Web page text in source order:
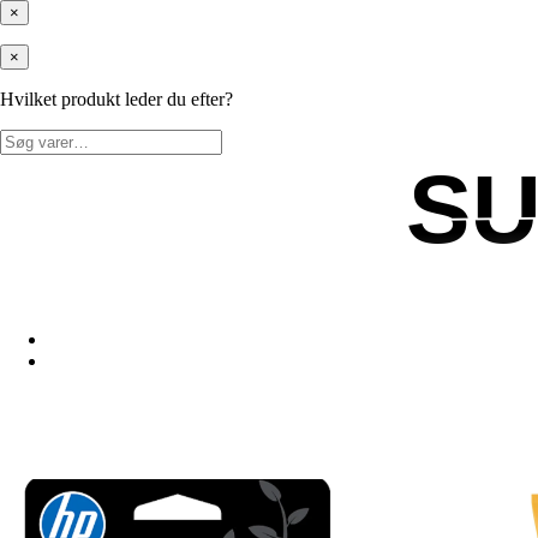
×
×
Hvilket produkt leder du efter?
Søg
efter: